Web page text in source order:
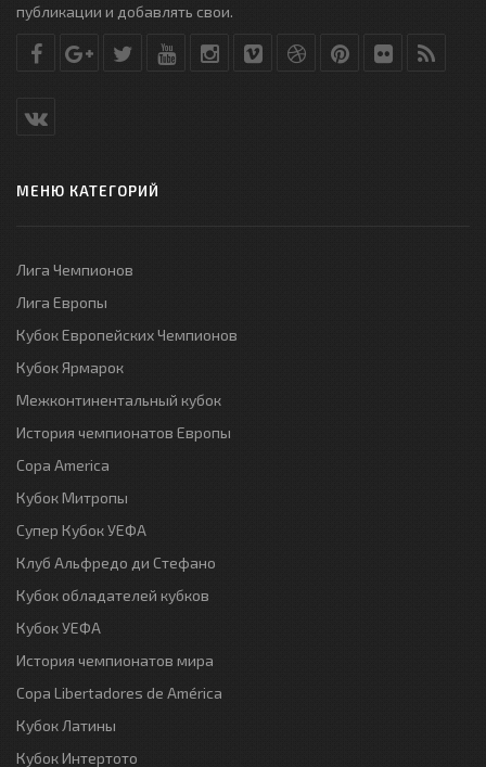
публикации и добавлять свои.
МЕНЮ КАТЕГОРИЙ
Лига Чемпионов
Лига Европы
Кубок Европейских Чемпионов
Кубок Ярмарок
Межконтинентальный кубок
История чемпионатов Европы
Copa America
Кубок Митропы
Супер Кубок УЕФА
Клуб Альфредо ди Стефано
Кубок обладателей кубков
Кубок УЕФА
История чемпионатов мира
Copa Libertadores de América
Кубок Латины
Кубок Интертото